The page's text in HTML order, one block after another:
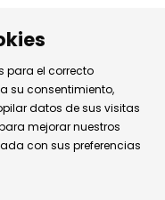
de 9.30h a 17.30h
Cookies
|
para el correcto
su consentimiento,
datos de sus visitas
mejorar nuestros
con sus preferencias